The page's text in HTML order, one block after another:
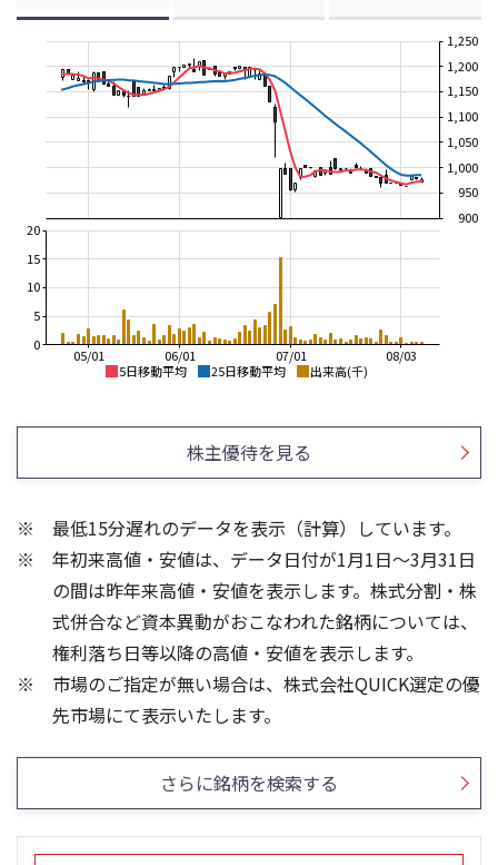
5日移動平均 25日移動平均 出来高(千)
08/03
07/01
06/01
05/01
900
950
1,000
1,050
1,100
1,150
1,200
1,250
0
5
10
15
20
25/12
25/10
25/08
25/06
25/04
900
1,000
1,200
24/01
23/01
22/01
500
1,000
2,000
2,500
株主優待を見る
最低15分遅れのデータを表示（計算）しています。
年初来高値・安値は、データ日付が1月1日～3月31日
の間は昨年来高値・安値を表示します。株式分割・株
式併合など資本異動がおこなわれた銘柄については、
権利落ち日等以降の高値・安値を表示します。
市場のご指定が無い場合は、株式会社QUICK選定の優
先市場にて表示いたします。
さらに銘柄を検索する